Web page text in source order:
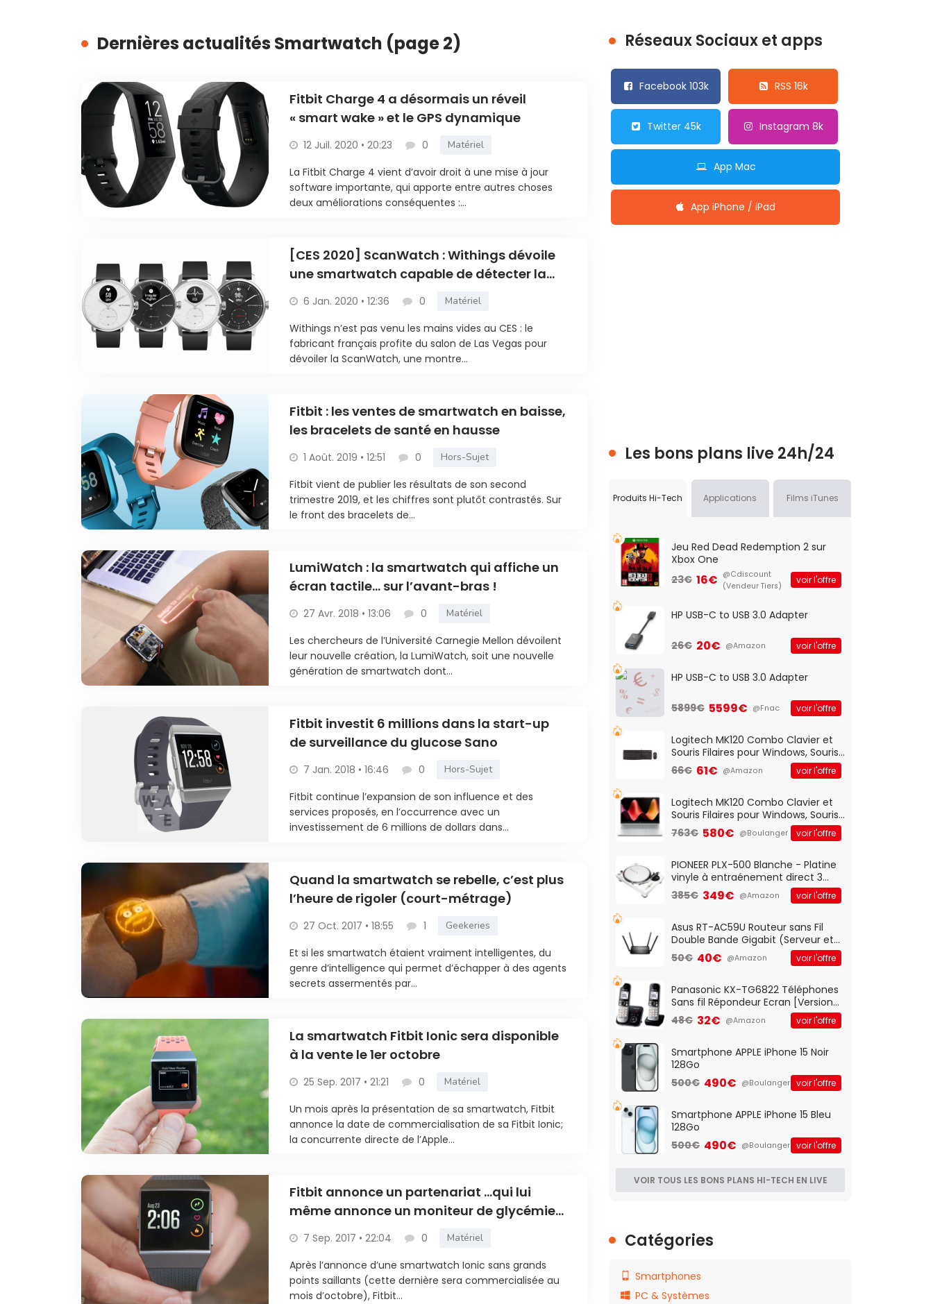
Dernières actualités Smartwatch (page 2)
Fitbit Charge 4 a désormais un réveil
« smart wake » et le GPS dynamique
12 Juil. 2020 • 20:23 0 Matériel
La Fitbit Charge 4 vient d’avoir droit à une mise à jour
software importante, qui apporte entre autres choses
deux améliorations conséquentes :...
[CES 2020] ScanWatch : Withings dévoile
une smartwatch capable de détecter la
fibrillation auriculaire et l’apnée du
sommeil
6 Jan. 2020 • 12:36 0 Matériel
Withings n’est pas venu les mains vides au CES : le
fabricant français profite du salon de Las Vegas pour
dévoiler la ScanWatch, une montre...
Fitbit : les ventes de smartwatch en baisse,
les bracelets de santé en hausse
1 Août. 2019 • 12:51 0 Hors-Sujet
Fitbit vient de publier les résultats de son second
trimestre 2019, et les chiffres sont plutôt contrastés. Sur
le front des bracelets de...
LumiWatch : la smartwatch qui affiche un
écran tactile… sur l’avant-bras !
27 Avr. 2018 • 13:06 0 Matériel
Les chercheurs de l’Université Carnegie Mellon dévoilent
leur nouvelle création, la LumiWatch, soit une nouvelle
génération de smartwatch dont...
Fitbit investit 6 millions dans la start-up
de surveillance du glucose Sano
7 Jan. 2018 • 16:46 0 Hors-Sujet
Fitbit continue l’expansion de son influence et des
services proposés, en l’occurrence avec un
investissement de 6 millions de dollars dans...
Quand la smartwatch se rebelle, c’est plus
l’heure de rigoler (court-métrage)
27 Oct. 2017 • 18:55 1 Geekeries
Et si les smartwatch étaient vraiment intelligentes, du
genre d’intelligence qui permet d’échapper à des agents
secrets assermentés par...
La smartwatch Fitbit Ionic sera disponible
à la vente le 1er octobre
25 Sep. 2017 • 21:21 0 Matériel
Un mois après la présentation de sa smartwatch, Fitbit
annonce la date de commercialisation de sa Fitbit Ionic;
la concurrente directe de l’Apple...
Fitbit annonce un partenariat …qui lui
même annonce un moniteur de glycémie
7 Sep. 2017 • 22:04 0 Matériel
Après l’annonce d’une smartwatch Ionic sans grands
points saillants (cette dernière sera commercialisée au
mois d’octobre), Fitbit...
Réseaux Sociaux et apps
Facebook 103k RSS 16k
Twitter 45k Instagram 8k
App Mac
App iPhone / iPad
Les bons plans live 24h/24
Produits Hi-Tech Applications Films iTunes
Jeu Red Dead Redemption 2 sur
Xbox One
23€ 16€ @Cdiscount
(Vendeur Tiers)
voir l'offre
HP USB-C to USB 3.0 Adapter
26€ 20€ @Amazon voir l'offre
HP USB-C to USB 3.0 Adapter
5899€ 5599€ @Fnac voir l'offre
Logitech MK120 Combo Clavier et
Souris Filaires pour Windows, Souris
Optique Filaire, Connexion USB Plug
And Play, Confortable, Taille
QWERTY UK - Noir
66€ 61€ @Amazon voir l'offre
Logitech MK120 Combo Clavier et
Souris Filaires pour Windows, Souris
Optique Filaire, Connexion USB Plug
And Play, Confortable, Taille
QWERTY UK - Noir
763€ 580€ @Boulanger voir l'offre
PIONEER PLX-500 Blanche - Platine
vinyle à entraénement direct 3
vitesses (33-45-78 trs/min) avec
pre-ampli intégré et port USB
385€ 349€ @Amazon voir l'offre
Asus RT-AC59U Routeur sans Fil
Double Bande Gigabit (Serveur et
Client VPN, Triple Vlan, Mode Point
d'accès et Bridge, contrôle
50€ 40€ @Amazon voir l'offre
Panasonic KX-TG6822 Téléphones
Sans fil Répondeur Ecran [Version
Française]
48€ 32€ @Amazon voir l'offre
Smartphone APPLE iPhone 15 Noir
128Go
500€ 490€ @Boulanger voir l'offre
Smartphone APPLE iPhone 15 Bleu
128Go
500€ 490€ @Boulanger voir l'offre
VOIR TOUS LES BONS PLANS HI-TECH EN LIVE
Catégories
Smartphones
PC & Systèmes